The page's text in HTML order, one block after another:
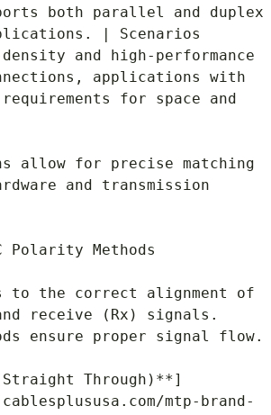
both parallel and duplex
| Scenarios
and high-performance
applications with
for space and
allow for precise matching
and transmission
Polarity Methods
to the correct alignment of
receive (Rx) signals.
ensure proper signal flow.
Through)**]
mtp-brand-